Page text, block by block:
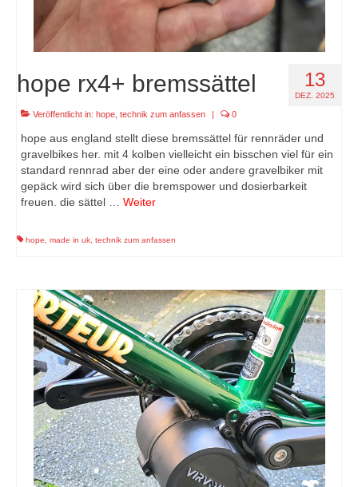
13
DEZ. 2025
hope rx4+ bremssättel
Veröffentlicht in: hope technik zum anfassen | 0
hope aus england stellt diese bremssättel für rennräder und
gravelbikes her. mit 4 kolben vielleicht ein bisschen viel für ein
standard rennrad aber der eine oder andere gravelbiker mit
gepäck wird sich über die bremspower und dosierbarkeit
freuen. die sättel … Weiter
hope made in uk technik zum anfassen